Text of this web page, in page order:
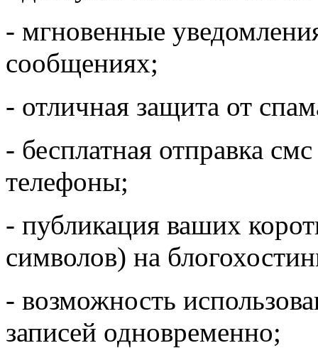
- мгновенные
сообщениях;
- отличная защита от
- бесплатная отправка
телефоны;
- публикация ваших
символов) на
- возможность
записей одновременно;